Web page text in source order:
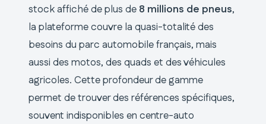
stock affiché de plus de 8 millions de pneus,
la plateforme couvre la quasi-totalité des
besoins du parc automobile français, mais
aussi des motos, des quads et des véhicules
agricoles. Cette profondeur de gamme
permet de trouver des références spécifiques,
souvent indisponibles en centre-auto